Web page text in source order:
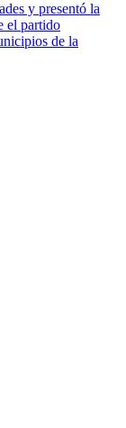
y presentó la
el partido
de la